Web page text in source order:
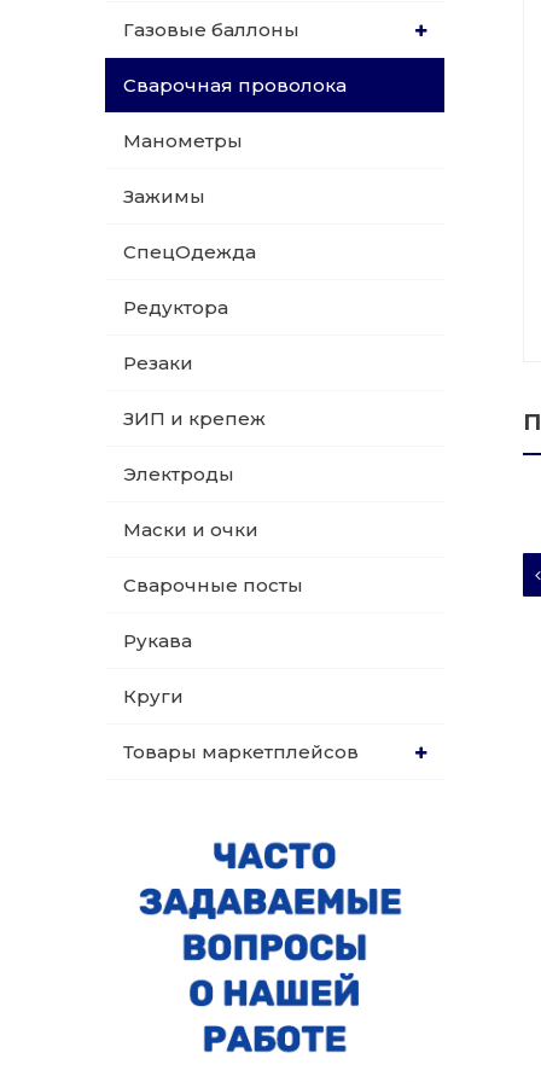
Пропановые
015 Резаки
009 ЗИП и крепеж
018 Электроды
Газовые баллоны
Сварочная проволока
Манометры
Зажимы
СпецОдежда
Редуктора
Резаки
ЗИП и крепеж
Электроды
Маски и очки
Сварочные посты
Рукава
Круги
Товары маркетплейсов